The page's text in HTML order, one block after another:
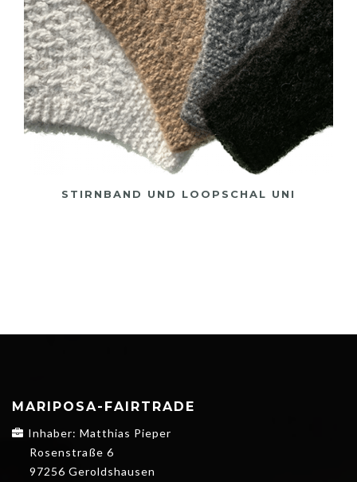
STIRNBAND UND LOOPSCHAL UNI
MARIPOSA-FAIRTRADE
Inhaber: Matthias Pieper
Rosenstraße 6
97256 Geroldshausen